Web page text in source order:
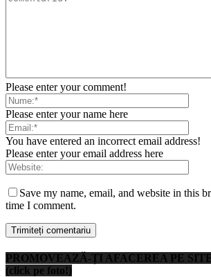
Please enter your comment!
Please enter your name here
You have entered an incorrect email address!
Please enter your email address here
Save my name, email, and website in this
time I comment.
PROMOVEAZĂ-ȚI AFACEREA PE
(click pe foto!)